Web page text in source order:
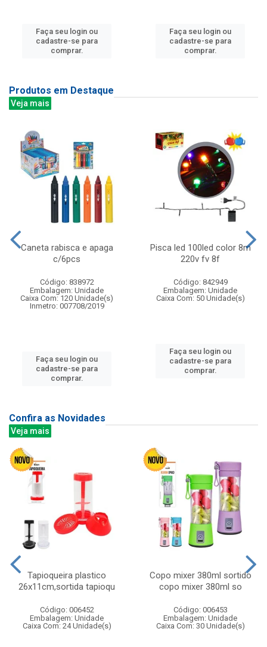
Faça seu login ou
cadastre-se para
comprar.
Faça seu login ou
cadastre-se para
comprar.
Produtos em Destaque
Veja mais
Caneta rabisca e apaga
c/6pcs
Código: 838972
Embalagem: Unidade
Caixa Com: 120 Unidade(s)
Inmetro: 007708/2019
Faça seu login ou
cadastre-se para
comprar.
Pisca led 100led color 8m
220v fv 8f
Código: 842949
Embalagem: Unidade
Caixa Com: 50 Unidade(s)
Faça seu login ou
cadastre-se para
comprar.
Confira as Novidades
Veja mais
Tapioqueira plastico
26x11cm,sortida tapioqu
Código: 006452
Embalagem: Unidade
Caixa Com: 24 Unidade(s)
Copo mixer 380ml sortido
copo mixer 380ml so
Código: 006453
Embalagem: Unidade
Caixa Com: 30 Unidade(s)